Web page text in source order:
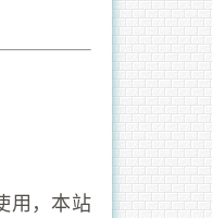
用，本站